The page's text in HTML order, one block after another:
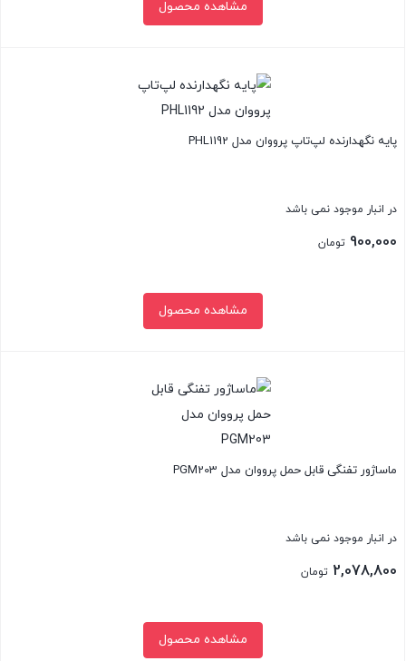
مشاهده محصول
پایه نگهدارنده لپ‌تاپ پرووان مدل PHL1192
در انبار موجود نمی باشد
900,000 تومان
مشاهده محصول
ماساژور تفنگی قابل حمل پرووان مدل PGM203
در انبار موجود نمی باشد
2,078,800 تومان
مشاهده محصول